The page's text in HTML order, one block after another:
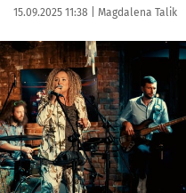
Data publikacji:
15.09.2025 11:38 | Autor:
Magdalena Talik
Kliknij, aby zobaczyć galerię